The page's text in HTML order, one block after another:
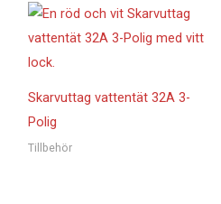
Skarvuttag vattentät 32A 3-
Polig
Tillbehör